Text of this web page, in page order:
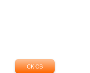
СК СВ